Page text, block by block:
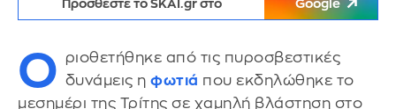
Προσθέστε το SKAI.gr στο Google
Ο
ριοθετήθηκε από τις πυροσβεστικές
δυνάμεις η φωτιά που εκδηλώθηκε το
μεσημέρι της Τρίτης σε χαμηλή βλάστηση στο